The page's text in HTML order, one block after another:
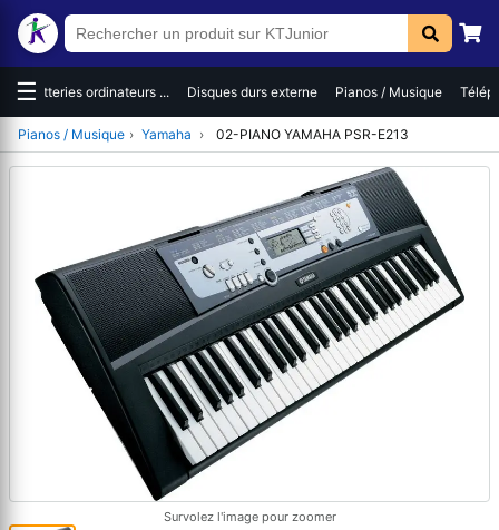
☰Batteries ordinateurs ... Disques durs externe Pianos / Musique
Pianos / Musique › Yamaha › 02-PIANO YAMAHA PSR-E213
Survolez l'image pour zoomer